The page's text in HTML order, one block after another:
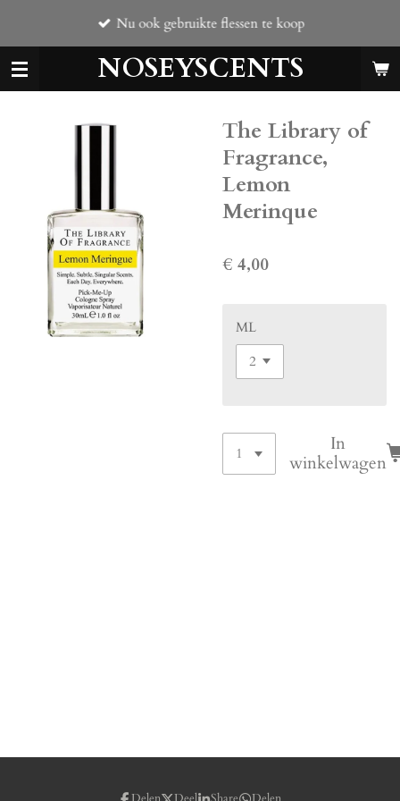
de
hoofdinhoud
NOSEYSCENTS
Nu ook gebruikte flessen te koop
The Library of
Fragrance,
Lemon
Merinque
€ 4,00
ML
In
winkelwagen